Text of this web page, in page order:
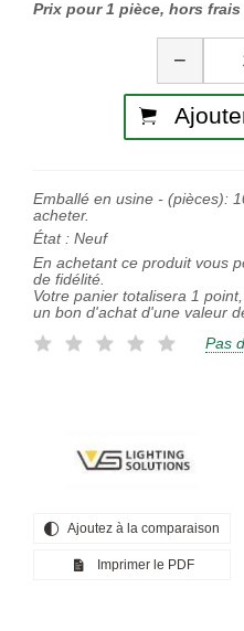
Prix pour 1 pièce, hors
−
Emballé en usine - (pièces):
acheter.
État : Neuf
En achetant ce produit vous
de fidélité.
Votre panier totalisera 1
un bon d'achat d'une valeur
Pas
Ajoutez à la comparaison
Imprimer le PDF